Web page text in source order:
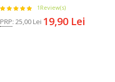
1 Review(s)
PRP: 25,00 Lei 19,90 Lei